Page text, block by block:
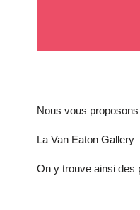
Nous vous
La Van Eaton Gallery
On y trouve ainsi des